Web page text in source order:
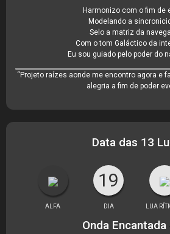
Harmonizo com o fim de
Modelando a
Selo a matriz da
Com o tom Galáctico da
Eu sou guiado pelo poder do
“Projeto raízes aonde me encontro agora e
alegria a fim de poder
Data das 13
19
ALFA DIA LUA
Onda